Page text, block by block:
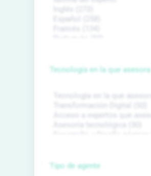
Tecnología en la que asesora
Tipo de agente